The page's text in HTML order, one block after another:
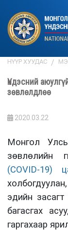
НҮҮР ХУУДАС
Үндэсний
зөвлөлдлөө
2020.03.22
Монгол
зөвлөлийн
(COVID-19)
эдийн
багасгах
гаргахаар